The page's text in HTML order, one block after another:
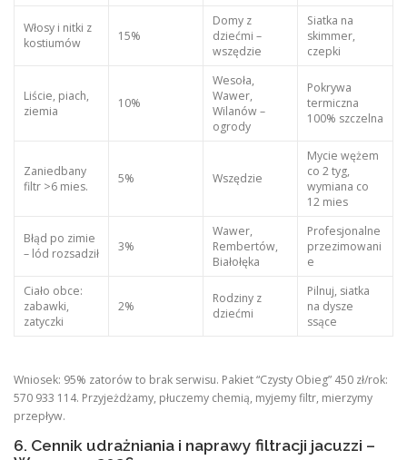
Włosy i nitki z
kostiumów
15%
Domy z
dziećmi –
wszędzie
Siatka na
skimmer,
czepki
Liście, piach,
ziemia
10%
Wesoła,
Wawer,
Wilanów –
ogrody
Pokrywa
termiczna
100% szczelna
Zaniedbany
filtr >6 mies.
5% Wszędzie
Mycie wężem
co 2 tyg,
wymiana co
12 mies
Błąd po zimie
– lód rozsadził
3%
Wawer,
Rembertów,
Białołęka
Profesjonalne
przezimowani
e
Ciało obce:
zabawki,
zatyczki
2%
Rodziny z
dziećmi
Pilnuj, siatka
na dysze
ssące
Wniosek: 95% zatorów to brak serwisu. Pakiet “Czysty Obieg” 450 zł/rok:
570 933 114. Przyjeżdżamy, płuczemy chemią, myjemy filtr, mierzymy
przepływ.
6. Cennik udrażniania i naprawy filtracji jacuzzi –